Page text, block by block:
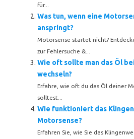
für...
Was tun, wenn eine
anspringt?
Motorsense startet nicht?
zur Fehlersuche &...
Wie oft sollte man das Öl
wechseln?
Erfahre, wie oft du das Öl deiner
solltest...
Wie funktioniert das
Motorsense?
Erfahren Sie, wie Sie das